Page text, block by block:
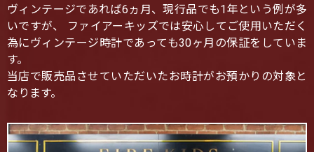
ヴィンテージであれば6ヵ月、現行品でも1年という例が多
いですが、 ファイアーキッズでは安心してご使用いただく
為にヴィンテージ時計であっても30ヶ月の保証をしていま
す。
当店で販売品させていただいたお時計がお預かりの対象と
なります。